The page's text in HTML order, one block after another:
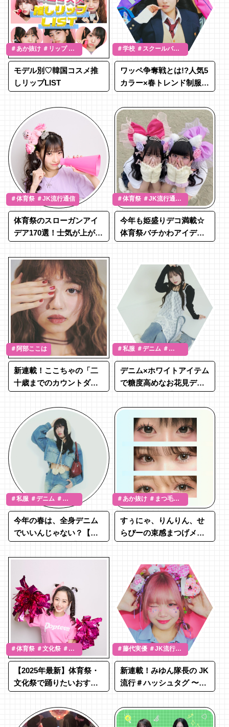
＃あか抜け ＃リップ ＃
ベストコスメ
モデル別♡韓国コスメ推
しリップLIST
＃学校 ＃スクールバッ
グ
ワッペ争奪戦とは!?人気5
カラー×春トレンド制服コ
＃体育祭 ＃JK流行通信
体育祭のスローガンアイ
デア170選！士気が上がる
紹介
＃体育祭 ＃JK流行通信
＃SNAP
今年も姫盛りデコ満載☆
体育祭バチかわアイデア
＃阿部ここは
新連載！ここちゃの「二
十歳までのカウントダウ
＃私服 ＃デニム ＃
SNAP
デニム×ホワイトアイテム
で糖度高めなお花見デー
ムSNAP②】
＃私服 ＃デニム ＃
SNAP
今年の春は、全身デニム
でいいんじゃない？【私
＃あか抜け ＃まつ毛メ
イク ＃涼海すう ＃土屋
惺来 ＃相塲星音
すぅにゃ、りんりん、せ
らぴーの束感まつげメイ
＃体育祭 ＃文化祭 ＃JK
流行通信
【2025年最新】体育祭・
文化祭で踊りたいおすす
＃藤代実優 ＃JK流行通
信
新連載！みゆん隊長の JK
流行＃ハッシュタグ 〜